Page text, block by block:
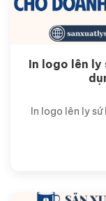
In logo lên ly
In logo lên ly